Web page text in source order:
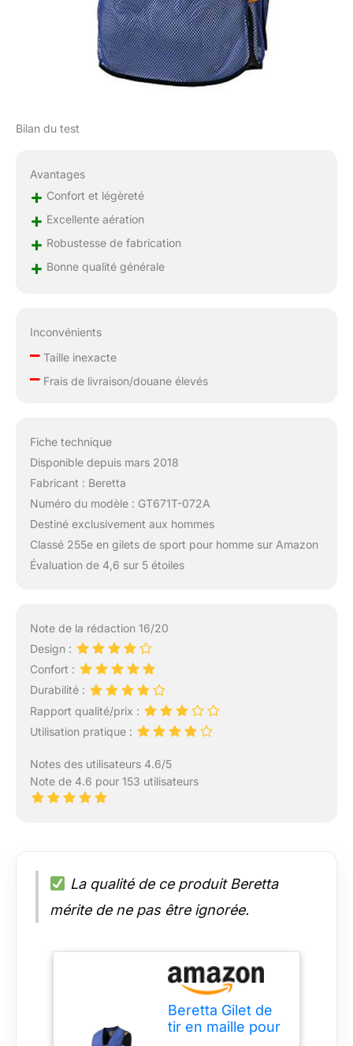
Bilan du test
Avantages
+ Confort et légèreté
+ Excellente aération
+ Robustesse de fabrication
+ Bonne qualité générale
Inconvénients
–Taille inexacte
–Frais de livraison/douane élevés
Fiche technique
Disponible depuis mars 2018
Fabricant : Beretta
Numéro du modèle : GT671T-072A
Destiné exclusivement aux hommes
Classé 255e en gilets de sport pour homme sur Amazon
Évaluation de 4,6 sur 5 étoiles
Note de la rédaction 16/20
Design :
Confort :
Durabilité :
Rapport qualité/prix :
Utilisation pratique :
Notes des utilisateurs 4.6/5
Note de 4.6 pour 153 utilisateurs
La qualité de ce produit Beretta
mérite de ne pas être ignorée.
Beretta Gilet de
tir en maille pour